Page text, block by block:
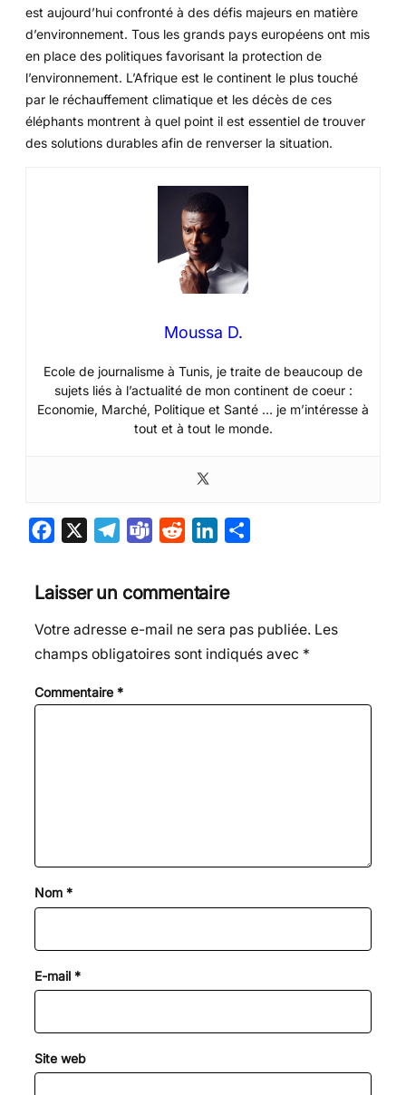
est aujourd’hui confronté à des défis majeurs en matière
d’environnement. Tous les grands pays européens ont mis
en place des politiques favorisant la protection de
l’environnement. L’Afrique est le continent le plus touché
par le réchauffement climatique et les décès de ces
éléphants montrent à quel point il est essentiel de trouver
des solutions durables afin de renverser la situation.
Moussa D.
Ecole de journalisme à Tunis, je traite de beaucoup de
sujets liés à l’actualité de mon continent de coeur :
Economie, Marché, Politique et Santé … je m’intéresse à
tout et à tout le monde.
c
e
b
o
k
e
g
r
m
s
i
t
k
e
d
n
a
g
r
Laisser un commentaire
Votre adresse e-mail ne sera pas publiée. Les
champs obligatoires sont indiqués avec *
Commentaire *
Nom *
E-mail *
Site web